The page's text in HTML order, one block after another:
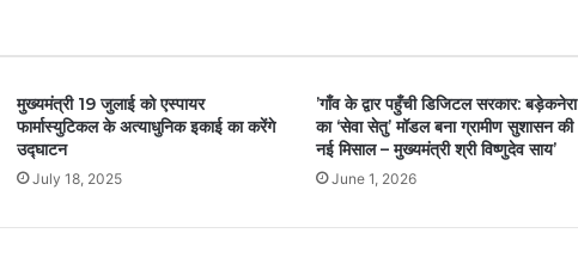
मुख्यमंत्री 19 जुलाई को एस्पायर
फार्मास्युटिकल के अत्याधुनिक इकाई का करेंगे
उद्घाटन
July 18, 2025
’गाँव के द्वार पहुँची डिजिटल सरकार: बड़ेकनेरा
का ‘सेवा सेतु’ मॉडल बना ग्रामीण सुशासन की
नई मिसाल – मुख्यमंत्री श्री विष्णुदेव साय’
June 1, 2026